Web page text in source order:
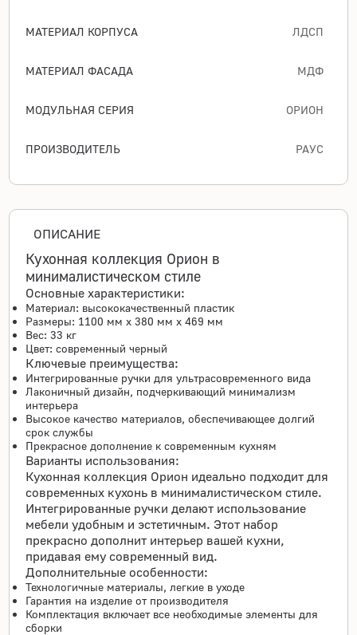
МАТЕРИАЛ КОРПУСА ЛДСП
МАТЕРИАЛ ФАСАДА МДФ
МОДУЛЬНАЯ СЕРИЯ ОРИОН
ПРОИЗВОДИТЕЛЬ РАУС
ОПИСАНИЕ
Кухонная коллекция Орион в
минималистическом стиле
Основные характеристики:
Материал: высококачественный пластик
Размеры: 1100 мм x 380 мм x 469 мм
Вес: 33 кг
Цвет: современный черный
Ключевые преимущества:
Интегрированные ручки для ультрасовременного вида
Лаконичный дизайн, подчеркивающий минимализм
интерьера
Высокое качество материалов, обеспечивающее долгий
срок службы
Прекрасное дополнение к современным кухням
Варианты использования:
Кухонная коллекция Орион идеально подходит для
современных кухонь в минималистическом стиле.
Интегрированные ручки делают использование
мебели удобным и эстетичным. Этот набор
прекрасно дополнит интерьер вашей кухни,
придавая ему современный вид.
Дополнительные особенности:
Технологичные материалы, легкие в уходе
Гарантия на изделие от производителя
Комплектация включает все необходимые элементы для
сборки